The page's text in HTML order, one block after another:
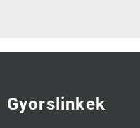
Gyorslinkek